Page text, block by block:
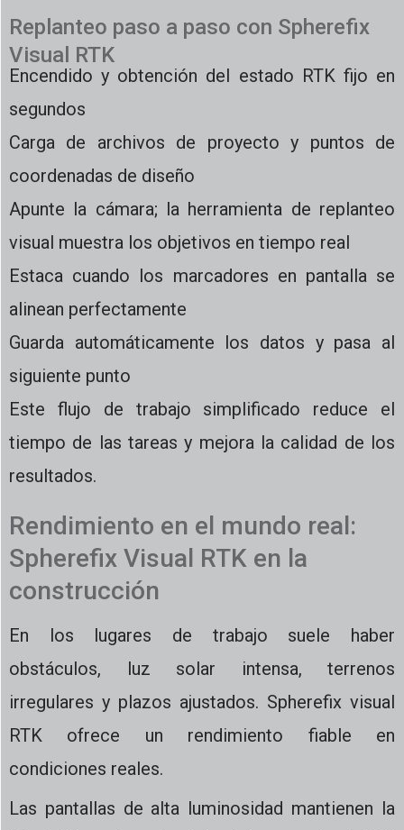
Replanteo paso a paso con Spherefix
Visual RTK
Encendido y obtención del estado RTK fijo en
segundos
Carga de archivos de proyecto y puntos de
coordenadas de diseño
Apunte la cámara; la herramienta de replanteo
visual muestra los objetivos en tiempo real
Estaca cuando los marcadores en pantalla se
alinean perfectamente
Guarda automáticamente los datos y pasa al
siguiente punto
Este flujo de trabajo simplificado reduce el
tiempo de las tareas y mejora la calidad de los
resultados.
Rendimiento en el mundo real:
Spherefix Visual RTK en la
construcción
En los lugares de trabajo suele haber
obstáculos, luz solar intensa, terrenos
irregulares y plazos ajustados. Spherefix visual
RTK ofrece un rendimiento fiable en
condiciones reales.
Las pantallas de alta luminosidad mantienen la